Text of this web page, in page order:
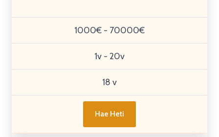
1000€ - 70000€
1v - 20v
18 v
Hae Heti